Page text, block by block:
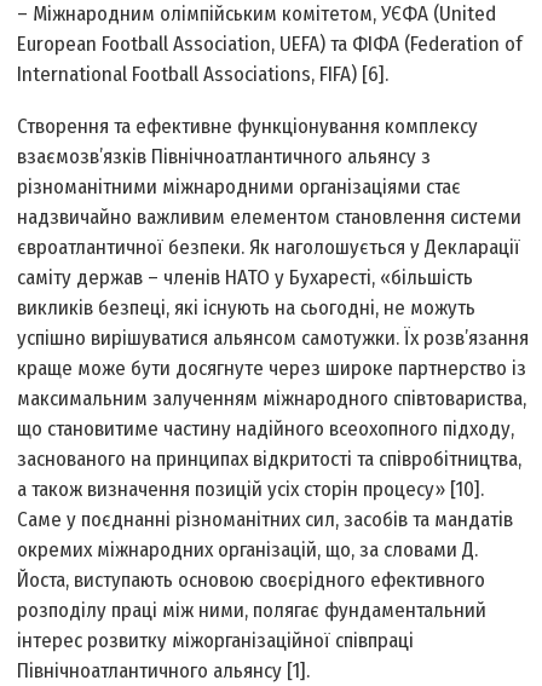
– Міжнародним олімпійським комітетом, УЄФА (United
European Football Association, UEFA) та ФІФА (Federation of
International Football Associations, FIFA) [6].
Створення та ефективне функціонування комплексу
взаємозв’язків Північноатлантичного альянсу з
різноманітними міжнародними організаціями стає
надзвичайно важливим елементом становлення системи
євроатлантичної безпеки. Як наголошується у Декларації
саміту держав – членів НАТО у Бухаресті, «більшість
викликів безпеці, які існують на сьогодні, не можуть
успішно вирішуватися альянсом самотужки. Їх розв’язання
краще може бути досягнуте через широке партнерство із
максимальним залученням міжнародного співтовариства,
що становитиме частину надійного всеохопного підходу,
заснованого на принципах відкритості та співробітництва,
а також визначення позицій усіх сторін процесу» [10].
Саме у поєднанні різноманітних сил, засобів та мандатів
окремих міжнародних організацій, що, за словами Д.
Йоста, виступають основою своєрідного ефективного
розподілу праці між ними, полягає фундаментальний
інтерес розвитку міжорганізаційної співпраці
Північноатлантичного альянсу [1].